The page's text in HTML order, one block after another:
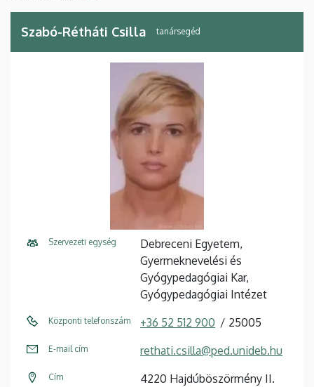
Szabó-Rétháti Csilla tanársegéd
Szervezeti egység
Debreceni Egyetem,
Gyermeknevelési és
Gyógypedagógiai Kar,
Gyógypedagógiai Intézet
Központi telefonszám +36 52 512 900 25005
E-mail cím rethati.csilla@ped.unideb.hu
Cím
4220 Hajdúböszörmény II.